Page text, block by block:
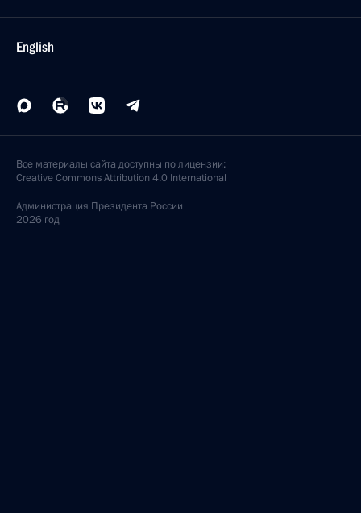
English
Все материалы сайта доступны по лицензии:
Creative Commons Attribution 4.0 International
Администрация Президента России
2026 год